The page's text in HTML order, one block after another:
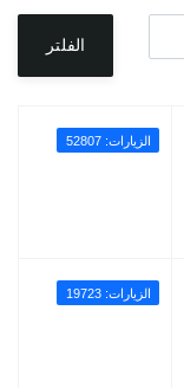
الفلتر
الزيارات: 52807
الزيارات: 19723